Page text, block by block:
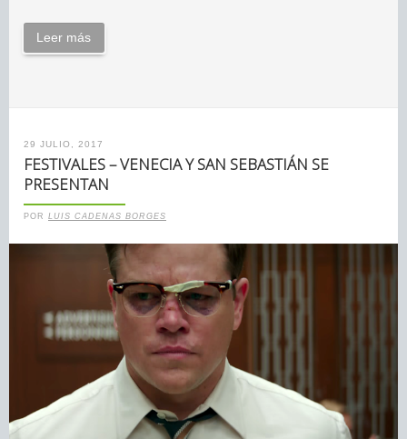
Leer más
29 JULIO, 2017
FESTIVALES – VENECIA Y SAN SEBASTIÁN SE
PRESENTAN
POR LUIS CADENAS BORGES